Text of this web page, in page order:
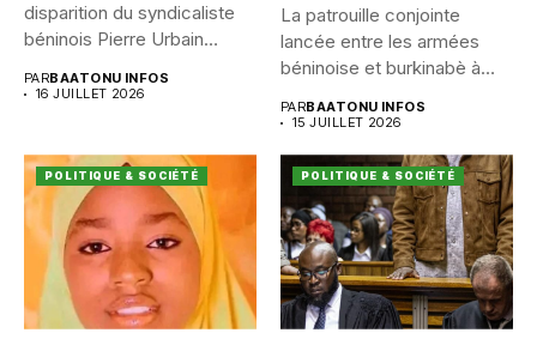
disparition du syndicaliste
béninois Pierre Urbain
PARBAATONU INFOS
16 JUILLET 2026
La patrouille conjointe
lancée entre les armées
béninoise et burkinabè à
PARBAATONU INFOS
15 JUILLET 2026
POLITIQUE & SOCIÉTÉ POLITIQUE & SOCIÉTÉ